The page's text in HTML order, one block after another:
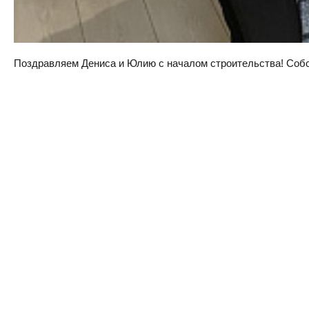
Поздравляем Дениса и Юлию с началом строительства!